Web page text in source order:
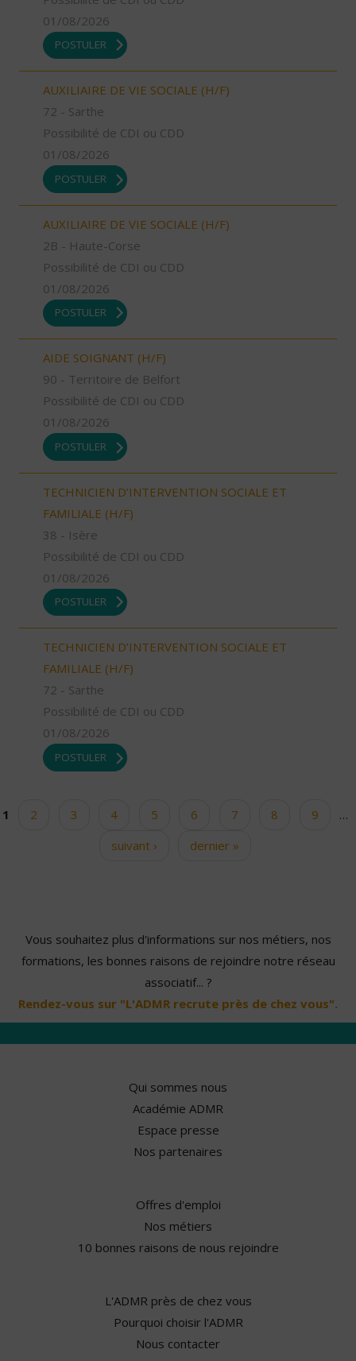
01/08/2026
POSTULER
AUXILIAIRE DE VIE SOCIALE (H/F)
72 - Sarthe
Possibilité de CDI ou CDD
01/08/2026
POSTULER
AUXILIAIRE DE VIE SOCIALE (H/F)
2B - Haute-Corse
Possibilité de CDI ou CDD
01/08/2026
POSTULER
AIDE SOIGNANT (H/F)
90 - Territoire de Belfort
Possibilité de CDI ou CDD
01/08/2026
POSTULER
TECHNICIEN D’INTERVENTION SOCIALE ET
FAMILIALE (H/F)
38 - Isère
Possibilité de CDI ou CDD
01/08/2026
POSTULER
TECHNICIEN D’INTERVENTION SOCIALE ET
FAMILIALE (H/F)
72 - Sarthe
Possibilité de CDI ou CDD
01/08/2026
POSTULER
Pages
1 2 3 4 5 6 7 8 9
…
suivant ›
dernier »
Vous souhaitez plus d'informations sur nos métiers, nos
formations, les bonnes raisons de rejoindre notre réseau
associatif... ?
Rendez-vous sur "L'ADMR recrute près de chez vous".
Qui sommes nous
Académie ADMR
Espace presse
Nos partenaires
Offres d'emploi
Nos métiers
10 bonnes raisons de nous rejoindre
L'ADMR près de chez vous
Pourquoi choisir l'ADMR
Nous contacter